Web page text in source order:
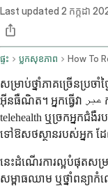
Last updated 2 កក្កដា
ផ្ទះ ប្លុកសុខភាព
សម្រាប់ថ្នាំភាគច្រើនប្រចាំ
អ៊ីនធឺណិត។ អ្នកធ្វើវា عبر កម្មវិធីរបស់ឱសថស្ថានរបស់អ្នក អ្នកផ្តល់សេវា
telehealth ឬច្រកអ្នកជំងឺ
ទៅឱសថស្ថានរបស់អ្នក ដ
នេះដំណើរការល្អបំផុតសម្រា
សម្ពាធឈាម ឬថ្នាំពន្យា